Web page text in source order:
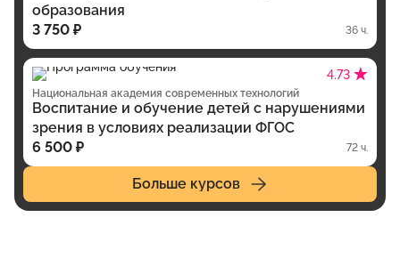
образования
3 750 ₽
36 ч.
4.73
Национальная академия современных технологий
Воспитание и обучение детей с нарушениями
зрения в условиях реализации ФГОС
6 500 ₽
72 ч.
Больше курсов